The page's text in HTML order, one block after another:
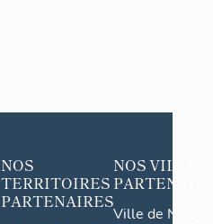
NOS
TERRITOIRES
PARTENAIRES
NOS VILLES
Ville de Nice